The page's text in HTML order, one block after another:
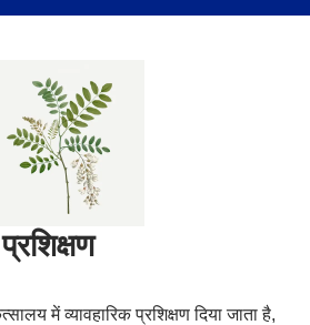
में व्यावहारिक प्रशिक्षण दिया जाता है,